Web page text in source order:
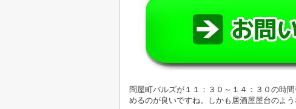
問屋町バルズが１１：３０～１４：３０の時
めるのが良いですね。
しかも居酒屋屋台のよ